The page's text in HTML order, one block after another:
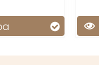
Kosárba